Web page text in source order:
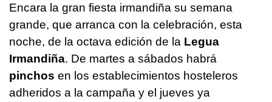
Encara la gran fiesta irmandiña su semana
grande, que arranca con la celebración, esta
noche, de la octava edición de la Legua
Irmandiña. De martes a sábados habrá
pinchos en los establecimientos hosteleros
adheridos a la campaña y el jueves ya